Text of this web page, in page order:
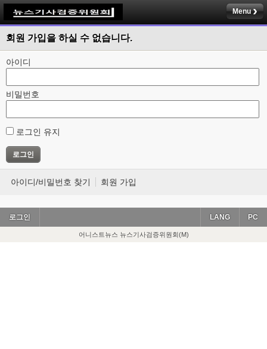
Menu
회원 가입을 하실 수 없습니다.
아이디
비밀번호
로그인 유지
아이디/비밀번호 찾기 회원 가입
로그인 PC
LANG
어니스트뉴스 뉴스기사검증위원회(M)